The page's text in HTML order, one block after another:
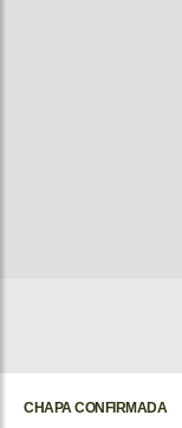
CHAPA CONFIRMADA